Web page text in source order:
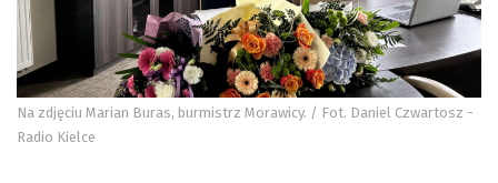
Na zdjęciu Marian Buras, burmistrz Morawicy. / Fot. Daniel Czwartosz -
Radio Kielce